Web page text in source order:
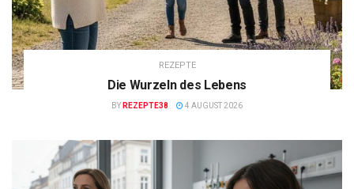
REZEPTE
Die Wurzeln des Lebens
BY REZEPTE38 4 AUGUST 2026